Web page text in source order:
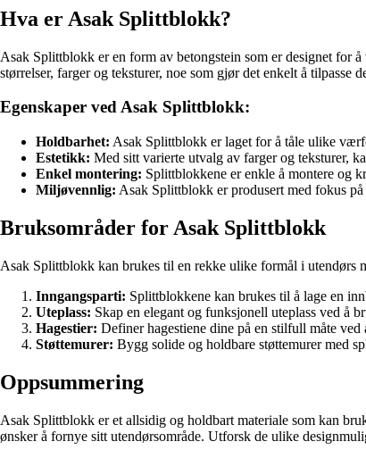
Hva er Asak Splittblokk?
Asak Splittblokk er en form av betongstein som er designet for
størrelser, farger og teksturer, noe som gjør det enkelt å tilpasse
Egenskaper ved Asak Splittblokk:
Holdbarhet: Asak Splittblokk er laget for å tåle ulike
Estetikk: Med sitt varierte utvalg av farger og teksturer,
Enkel montering: Splittblokkene er enkle å montere og
Miljøvennlig: Asak Splittblokk er produsert med fokus
Bruksområder for Asak Splittblokk
Asak Splittblokk kan brukes til en rekke ulike formål i utendørs
Inngangsparti: Splittblokkene kan brukes til å lage en
Uteplass: Skap en elegant og funksjonell uteplass ved å
Hagestier: Definer hagestiene dine på en stilfull måte
Støttemurer: Bygg solide og holdbare støttemurer med
Oppsummering
Asak Splittblokk er et allsidig og holdbart materiale som kan
ønsker å fornye sitt utendørsområde. Utforsk de ulike